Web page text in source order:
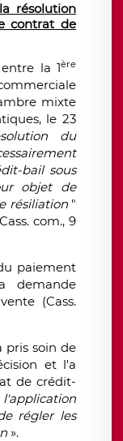
résolution
contrat de
la 1ère
mixte
le 23
du
bail sous
objet de
résiliation"
com., 9
paiement
demande
(Cass.
pris soin de
et l'a
de crédit-
l'application
régler les
».